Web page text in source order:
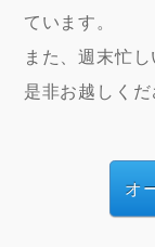
ています。
また、週末忙
是非お越しくだ
オ